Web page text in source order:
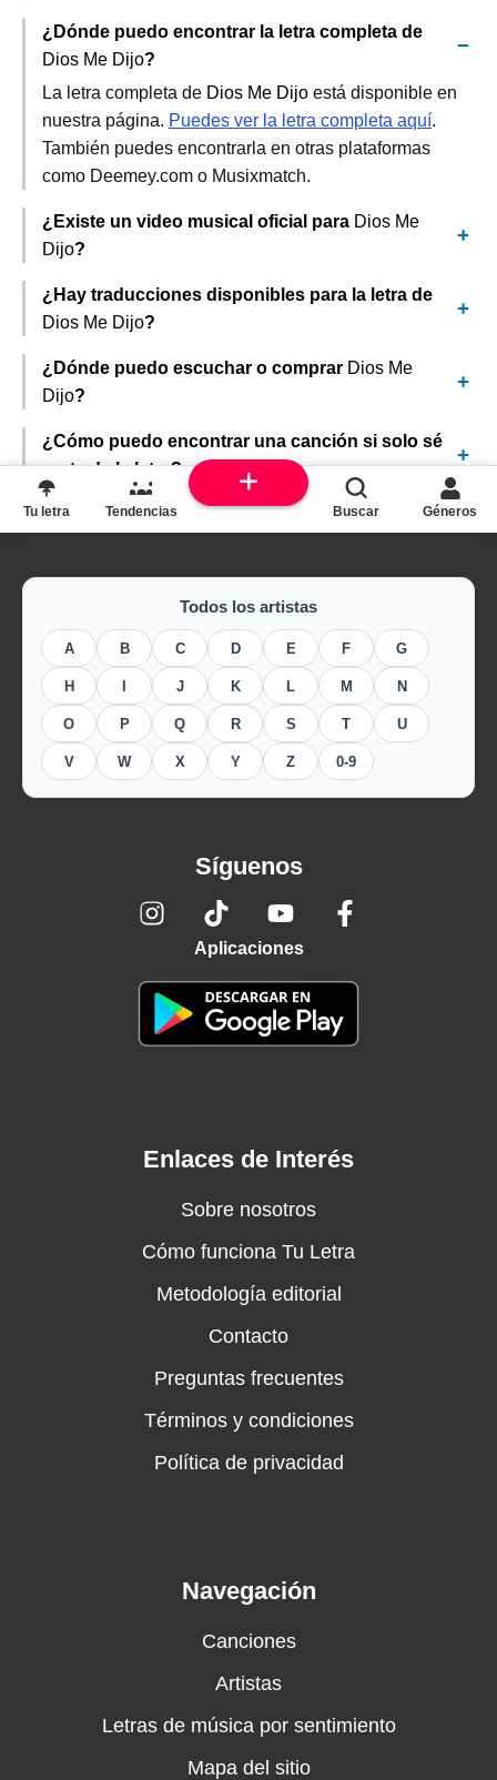
¿Dónde puedo encontrar la letra completa de
Dios Me Dijo?
La letra completa de Dios Me Dijo está disponible en
nuestra página. Puedes ver la letra completa aquí.
También puedes encontrarla en otras plataformas
como Deemey.com o Musixmatch.
¿Existe un video musical oficial para Dios Me
Dijo?
¿Hay traducciones disponibles para la letra de
Dios Me Dijo?
¿Dónde puedo escuchar o comprar Dios Me
Dijo?
¿Cómo puedo encontrar una canción si solo sé
parte de la letra?
Todos los artistas
A B C D E F G
H J K L M N
O P Q R S T U
V W X Y Z 0-9
Síguenos
Aplicaciones
Enlaces de Interés
Sobre nosotros
Cómo funciona Tu Letra
Metodología editorial
Contacto
Preguntas frecuentes
Términos y condiciones
Política de privacidad
Navegación
Canciones
Artistas
Letras de música por sentimiento
Mapa del sitio
Tu letra Tendencias Buscar Géneros